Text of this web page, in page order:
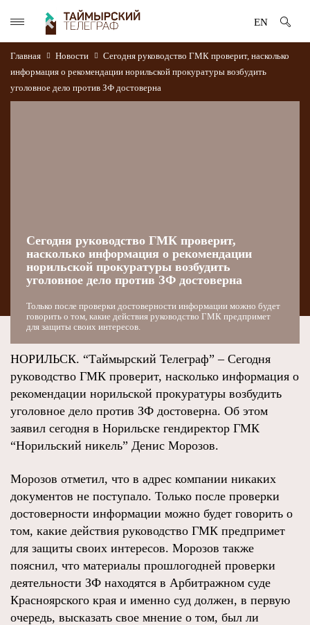
EN
Главная Новости
Сегодня руководство ГМК проверит, насколько
информация о рекомендации норильской прокуратуры возбудить
уголовное дело против ЗФ достоверна
Сегодня руководство ГМК проверит,
насколько информация о рекомендации
норильской прокуратуры возбудить
уголовное дело против ЗФ достоверна
Только после проверки достоверности информации можно будет
говорить о том, какие действия руководство ГМК предпримет
для защиты своих интересов.
НОРИЛЬСК. “Таймырский Телеграф” – Сегодня
руководство ГМК проверит, насколько информация о
рекомендации норильской прокуратуры возбудить
уголовное дело против ЗФ достоверна. Об этом
заявил сегодня в Норильске гендиректор ГМК
“Норильский никель” Денис Морозов.
Морозов отметил, что в адрес компании никаких
документов не поступало. Только после проверки
достоверности информации можно будет говорить о
том, какие действия руководство ГМК предпримет
для защиты своих интересов. Морозов также
пояснил, что материалы прошлогодней проверки
деятельности ЗФ находятся в Арбитражном суде
Красноярского края и именно суд должен, в первую
очередь, высказать свое мнение о том, был ли